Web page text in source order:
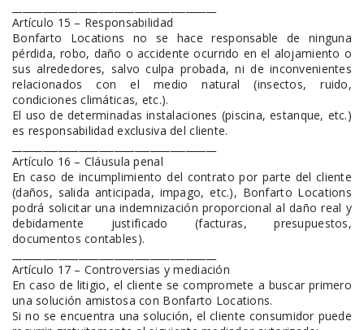
Artículo 15 – Responsabilidad
Bonfarto Locations no se hace responsable de ninguna
pérdida, robo, daño o accidente ocurrido en el alojamiento o
sus alrededores, salvo culpa probada, ni de inconvenientes
relacionados con el medio natural (insectos, ruido,
condiciones climáticas, etc.).
El uso de determinadas instalaciones (piscina, estanque, etc.)
es responsabilidad exclusiva del cliente.
Artículo 16 – Cláusula penal
En caso de incumplimiento del contrato por parte del cliente
(daños, salida anticipada, impago, etc.), Bonfarto Locations
podrá solicitar una indemnización proporcional al daño real y
debidamente justificado (facturas, presupuestos,
documentos contables).
Artículo 17 – Controversias y mediación
En caso de litigio, el cliente se compromete a buscar primero
una solución amistosa con Bonfarto Locations.
Si no se encuentra una solución, el cliente consumidor puede